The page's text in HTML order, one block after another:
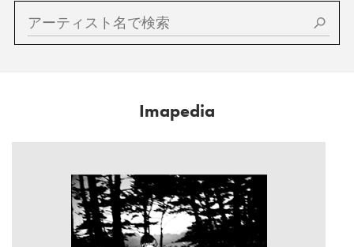
Imapedia